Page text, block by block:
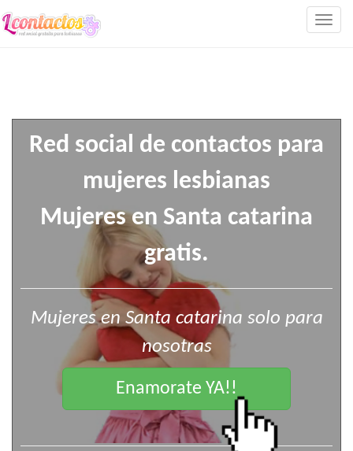
Red social de contactos para
mujeres lesbianas
Mujeres en Santa catarina
gratis.
Mujeres en Santa catarina solo para
nosotras
Enamorate YA!!